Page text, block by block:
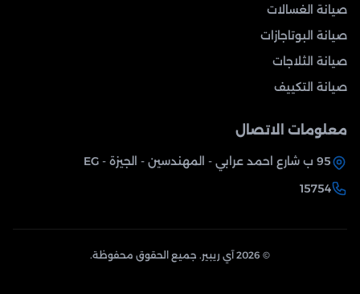
صيانة الغسالات
صيانة البوتاجازات
صيانة الثلاجات
صيانة التكييف
معلومات الاتصال
95 ب شارع احمد عرابي - المهندسين - الجيزة - EG
15754
© 2026 آي ريبير. جميع الحقوق محفوظة.